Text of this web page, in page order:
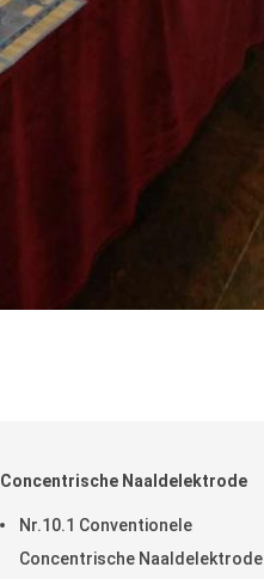
Concentrische Naaldelektrode
Nr.10.1 Conventionele
Concentrische Naaldelektrode